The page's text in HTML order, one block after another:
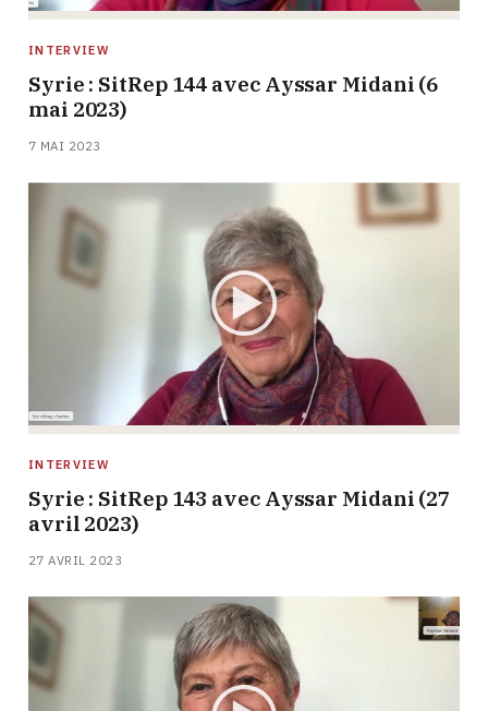
INTERVIEW
Syrie : SitRep 144 avec Ayssar Midani (6
mai 2023)
7 MAI 2023
INTERVIEW
Syrie : SitRep 143 avec Ayssar Midani (27
avril 2023)
27 AVRIL 2023